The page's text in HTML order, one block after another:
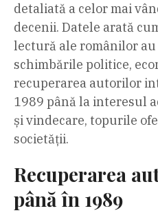
detaliată a celor mai
decenii. Datele arată
lectură ale românilor
schimbările politice,
recuperarea autorilor
1989 până la interesul
și vindecare, topurile
societății.
Recuperarea
până în 1989